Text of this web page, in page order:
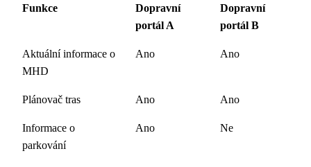
Funkce
Dopravní
portál A
Dopravní
portál B
Aktuální informace o
MHD
Ano Ano
Plánovač tras Ano Ano
Informace o
parkování
Ano Ne